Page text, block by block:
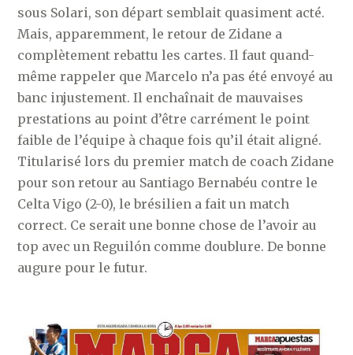
sous Solari, son départ semblait quasiment acté.
Mais, apparemment, le retour de Zidane a
complètement rebattu les cartes. Il faut quand-
même rappeler que Marcelo n’a pas été envoyé au
banc injustement. Il enchaînait de mauvaises
prestations au point d’être carrément le point
faible de l’équipe à chaque fois qu’il était aligné.
Titularisé lors du premier match de coach Zidane
pour son retour au Santiago Bernabéu contre le
Celta Vigo (2-0), le brésilien a fait un match
correct. Ce serait une bonne chose de l’avoir au
top avec un Reguilón comme doublure. De bonne
augure pour le futur.